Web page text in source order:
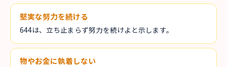
堅実な努力を続ける
644は、立ち止まらず努力を続けよと示します。
物やお金に執着しない